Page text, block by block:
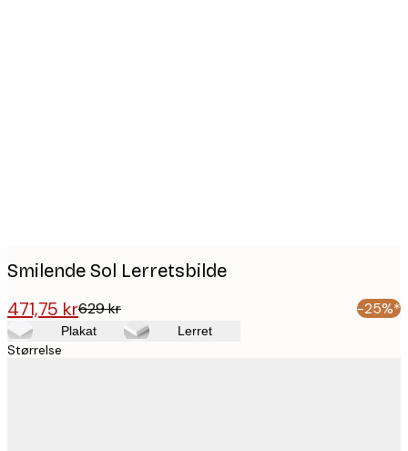
Smilende Sol Lerretsbilde
471,75 kr629 kr -25%*
Plakat Lerret
Størrelse